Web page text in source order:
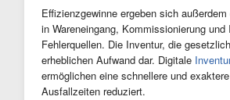
Effizienzgewinne ergeben sich
in Wareneingang, Kommissionierung
Fehlerquellen. Die Inventur, die
erheblichen Aufwand dar. Digitale
ermöglichen eine schnellere und
Ausfallzeiten reduziert.